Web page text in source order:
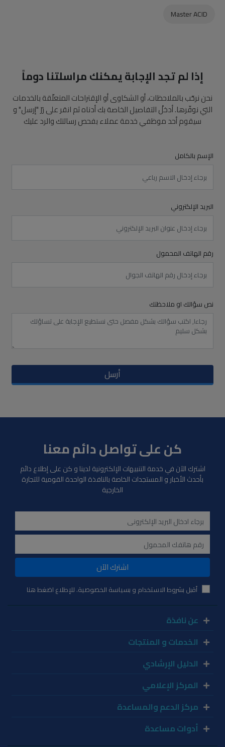
Master ACID
إذا لم تجد الإجابة يمكنك مراسلتنا دوماً
نحن نرحّب بالملاحظات، أو الشكاوى أو الإقتراحات المتعلّقة بالخدمات
التي نوفّرها. أدخلْ التفاصيل الخاصة بك أدناه ثم انقر على زرّ "إرسل" و
سيقوم أحد موظفي خدمة عملاء بفحص رسالتك والرد عليك
الإسم بالكامل
البريد الإلكتروني
رقم الهاتف المحمول
نص سؤالك او ملاحظتك
أرسل
كن على تواصل دائم معنا
اشترك الآن في خدمة التنبيهات الإلكترونية لدينا و كن على إطلاع دائم
بأحدث الأخبار و المستجدات الخاصة بالنافذة الواحدة القومية للتجارة
الخارجية
اشترك الآن
أقبل بشروط الاستخدام و بسياسة الخصوصية. للإطلاع اضغط هنا
عن نافذة
الخدمات و المنتجات
الدليل الإرشادي
المركز الإعلامي
مركز الدعم والمساعدة
أدوات مساعدة